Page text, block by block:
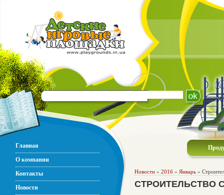
Главная
О компании
Контакты
Новости
Новости » 2016 » Январь »
СТРОИТЕЛЬСТВО